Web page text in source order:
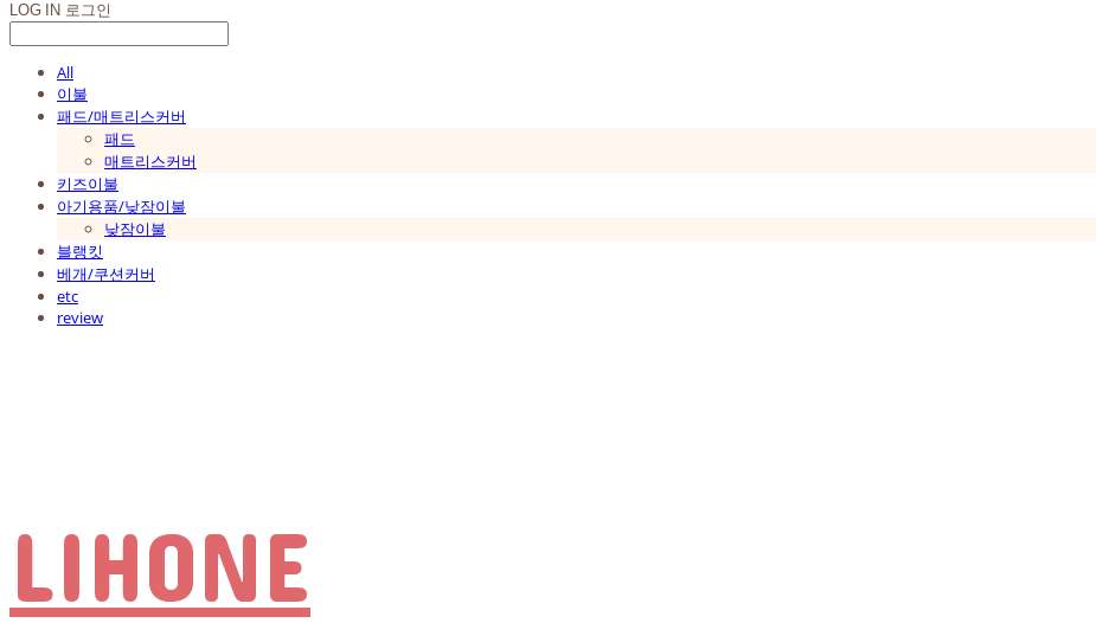
LOG IN 로그인
All
이불
패드/매트리스커버
패드
매트리스커버
키즈이불
아기용품/낮잠이불
낮잠이불
블랭킷
베개/쿠션커버
etc
review
LIHONE